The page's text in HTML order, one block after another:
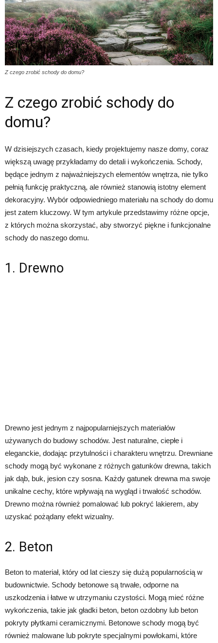
Z czego zrobić schody do domu?
Z czego zrobić schody do
domu?
W dzisiejszych czasach, kiedy projektujemy nasze domy, coraz
większą uwagę przykładamy do detali i wykończenia. Schody,
będące jednym z najważniejszych elementów wnętrza, nie tylko
pełnią funkcję praktyczną, ale również stanowią istotny element
dekoracyjny. Wybór odpowiedniego materiału na schody do domu
jest zatem kluczowy. W tym artykule przedstawimy różne opcje,
z których można skorzystać, aby stworzyć piękne i funkcjonalne
schody do naszego domu.
1. Drewno
Drewno jest jednym z najpopularniejszych materiałów
używanych do budowy schodów. Jest naturalne, ciepłe i
eleganckie, dodając przytulności i charakteru wnętrzu. Drewniane
schody mogą być wykonane z różnych gatunków drewna, takich
jak dąb, buk, jesion czy sosna. Każdy gatunek drewna ma swoje
unikalne cechy, które wpływają na wygląd i trwałość schodów.
Drewno można również pomalować lub pokryć lakierem, aby
uzyskać pożądany efekt wizualny.
2. Beton
Beton to materiał, który od lat cieszy się dużą popularnością w
budownictwie. Schody betonowe są trwałe, odporne na
uszkodzenia i łatwe w utrzymaniu czystości. Mogą mieć różne
wykończenia, takie jak gładki beton, beton ozdobny lub beton
pokryty płytkami ceramicznymi. Betonowe schody mogą być
również malowane lub pokryte specjalnymi powłokami, które